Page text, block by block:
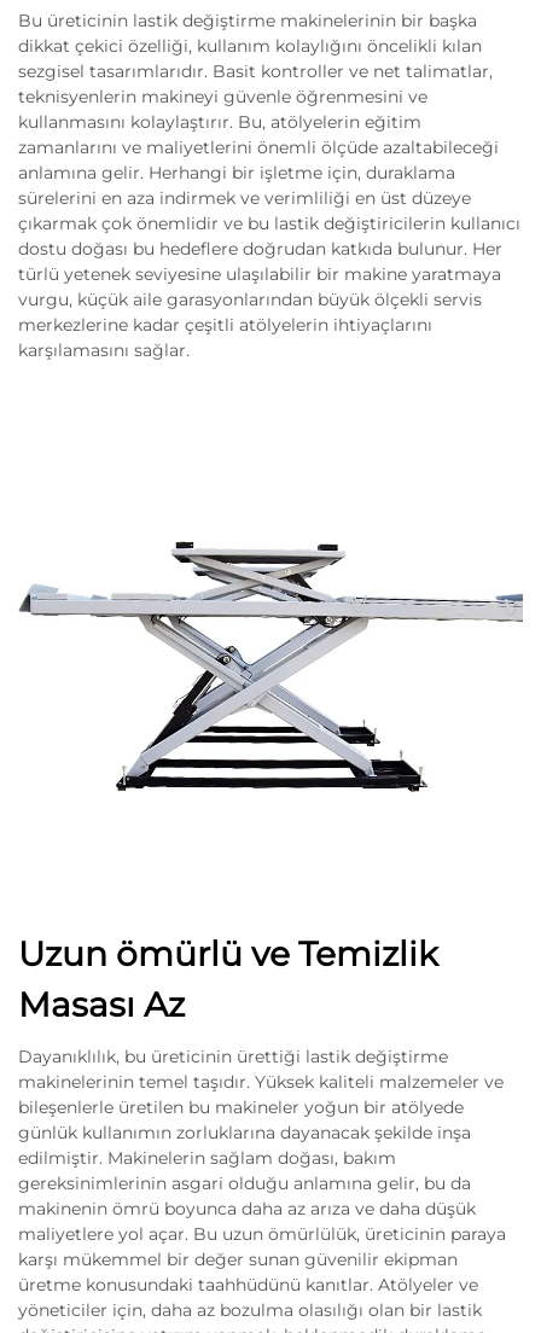
Bu üreticinin lastik değiştirme makinelerinin bir başka
dikkat çekici özelliği, kullanım kolaylığını öncelikli kılan
sezgisel tasarımlarıdır. Basit kontroller ve net talimatlar,
teknisyenlerin makineyi güvenle öğrenmesini ve
kullanmasını kolaylaştırır. Bu, atölyelerin eğitim
zamanlarını ve maliyetlerini önemli ölçüde azaltabileceği
anlamına gelir. Herhangi bir işletme için, duraklama
sürelerini en aza indirmek ve verimliliği en üst düzeye
çıkarmak çok önemlidir ve bu lastik değiştiricilerin kullanıcı
dostu doğası bu hedeflere doğrudan katkıda bulunur. Her
türlü yetenek seviyesine ulaşılabilir bir makine yaratmaya
vurgu, küçük aile garasyonlarından büyük ölçekli servis
merkezlerine kadar çeşitli atölyelerin ihtiyaçlarını
karşılamasını sağlar.
Uzun ömürlü ve Temizlik
Masası Az
Dayanıklılık, bu üreticinin ürettiği lastik değiştirme
makinelerinin temel taşıdır. Yüksek kaliteli malzemeler ve
bileşenlerle üretilen bu makineler yoğun bir atölyede
günlük kullanımın zorluklarına dayanacak şekilde inşa
edilmiştir. Makinelerin sağlam doğası, bakım
gereksinimlerinin asgari olduğu anlamına gelir, bu da
makinenin ömrü boyunca daha az arıza ve daha düşük
maliyetlere yol açar. Bu uzun ömürlülük, üreticinin paraya
karşı mükemmel bir değer sunan güvenilir ekipman
üretme konusundaki taahhüdünü kanıtlar. Atölyeler ve
yöneticiler için, daha az bozulma olasılığı olan bir lastik